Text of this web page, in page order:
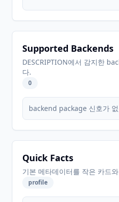
Supported Backends
DESCRIPTION에서 감지한
다.
0
backend package 신호가
Quick Facts
기본 메타데이터를 작은 카드
profile